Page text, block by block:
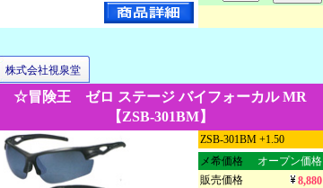
株式会社視泉堂
☆冒険王 ゼロ ステージ バイフォーカル MR
【ZSB-301BM】
ZSB-301BM +1.50
メ希価格
オープン価格
販売価格
8,880